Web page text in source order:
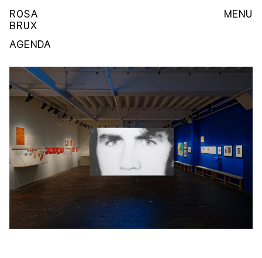
MENU
ROSA
BRUX
AGENDA